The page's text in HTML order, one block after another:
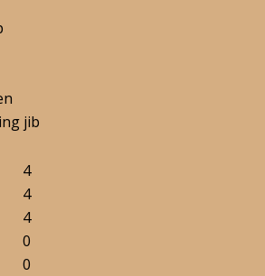
jib
4
4
4
0
0